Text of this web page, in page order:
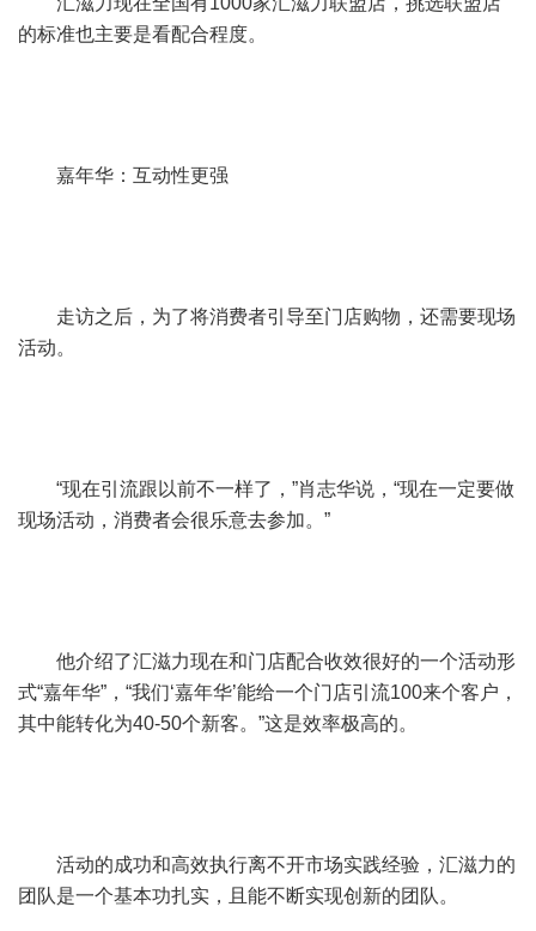
的标准也主要是看配合程度。
嘉年华：互动性更强
走访之后，为了将消费者引导至门店购物，还需要现场
活动。
“现在引流跟以前不一样了，”肖志华说，“现在一定要做
现场活动，消费者会很乐意去参加。”
他介绍了汇滋力现在和门店配合收效很好的一个活动形
式“嘉年华”，“我们‘嘉年华’能给一个门店引流100来个客户，
其中能转化为40-50个新客。”这是效率极高的。
活动的成功和高效执行离不开市场实践经验，汇滋力的
团队是一个基本功扎实，且能不断实现创新的团队。